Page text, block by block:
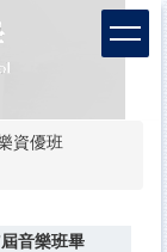
資優班
音樂班畢